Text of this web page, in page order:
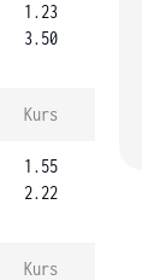
1.23
3.50
Kurs
1.55
2.22
Kurs